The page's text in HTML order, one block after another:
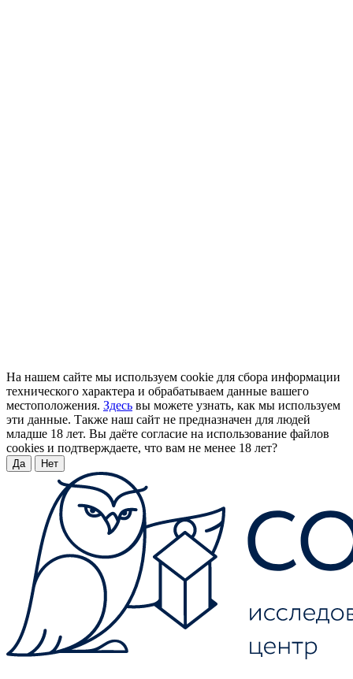
На нашем сайте мы используем cookie для сбора информации
технического характера и обрабатываем данные вашего
местоположения. Здесь вы можете узнать, как мы используем
эти данные. Также наш сайт не предназначен для людей
младше 18 лет. Вы даёте согласие на использование файлов
cookies и подтверждаете, что вам не менее 18 лет?
Да Нет